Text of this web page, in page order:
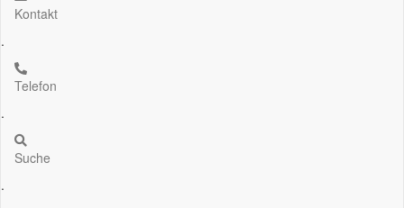
Kontakt
.
Telefon
.
Suche
.